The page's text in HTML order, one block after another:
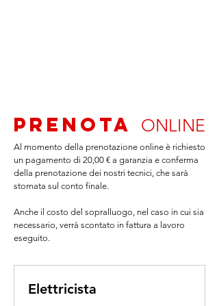
prenota ONLINE
Al momento della prenotazione online è richiesto
un pagamento di 20,00 € a garanzia e conferma
della prenotazione dei nostri tecnici, che sarà
stornata sul conto finale.
Anche il costo del sopralluogo, nel caso in cui sia
necessario, verrà scontato in fattura a lavoro
eseguito.
Elettricista